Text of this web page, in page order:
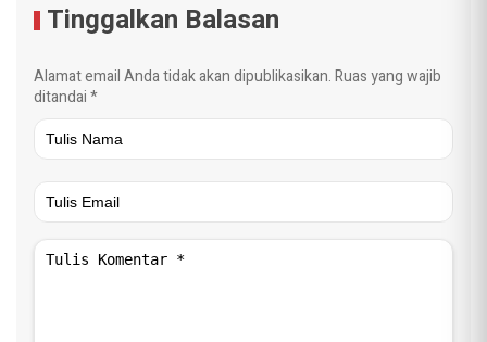
Tinggalkan Balasan
Alamat email Anda tidak akan dipublikasikan.Ruas yang wajib
ditandai*